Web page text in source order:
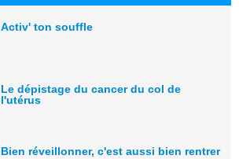
Activ' ton souffle
Le dépistage du cancer du col de
l'utérus
Bien réveillonner, c'est aussi bien rentrer